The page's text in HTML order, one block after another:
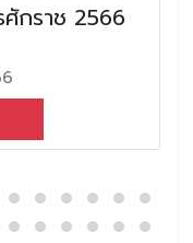
กราช 2566